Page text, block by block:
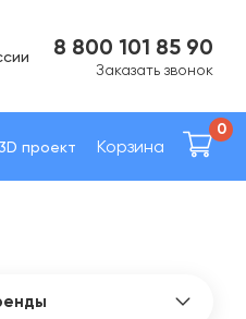
8 800 101 85 90
Заказать звонок
проект Корзина
0